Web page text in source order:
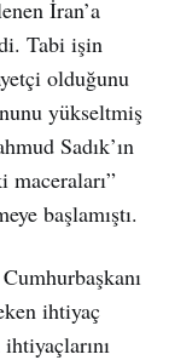
İran’a
Tabi işin
olduğunu
yükseltmiş
Sadık’ın
maceraları”
başlamıştı.
ihtiyaç